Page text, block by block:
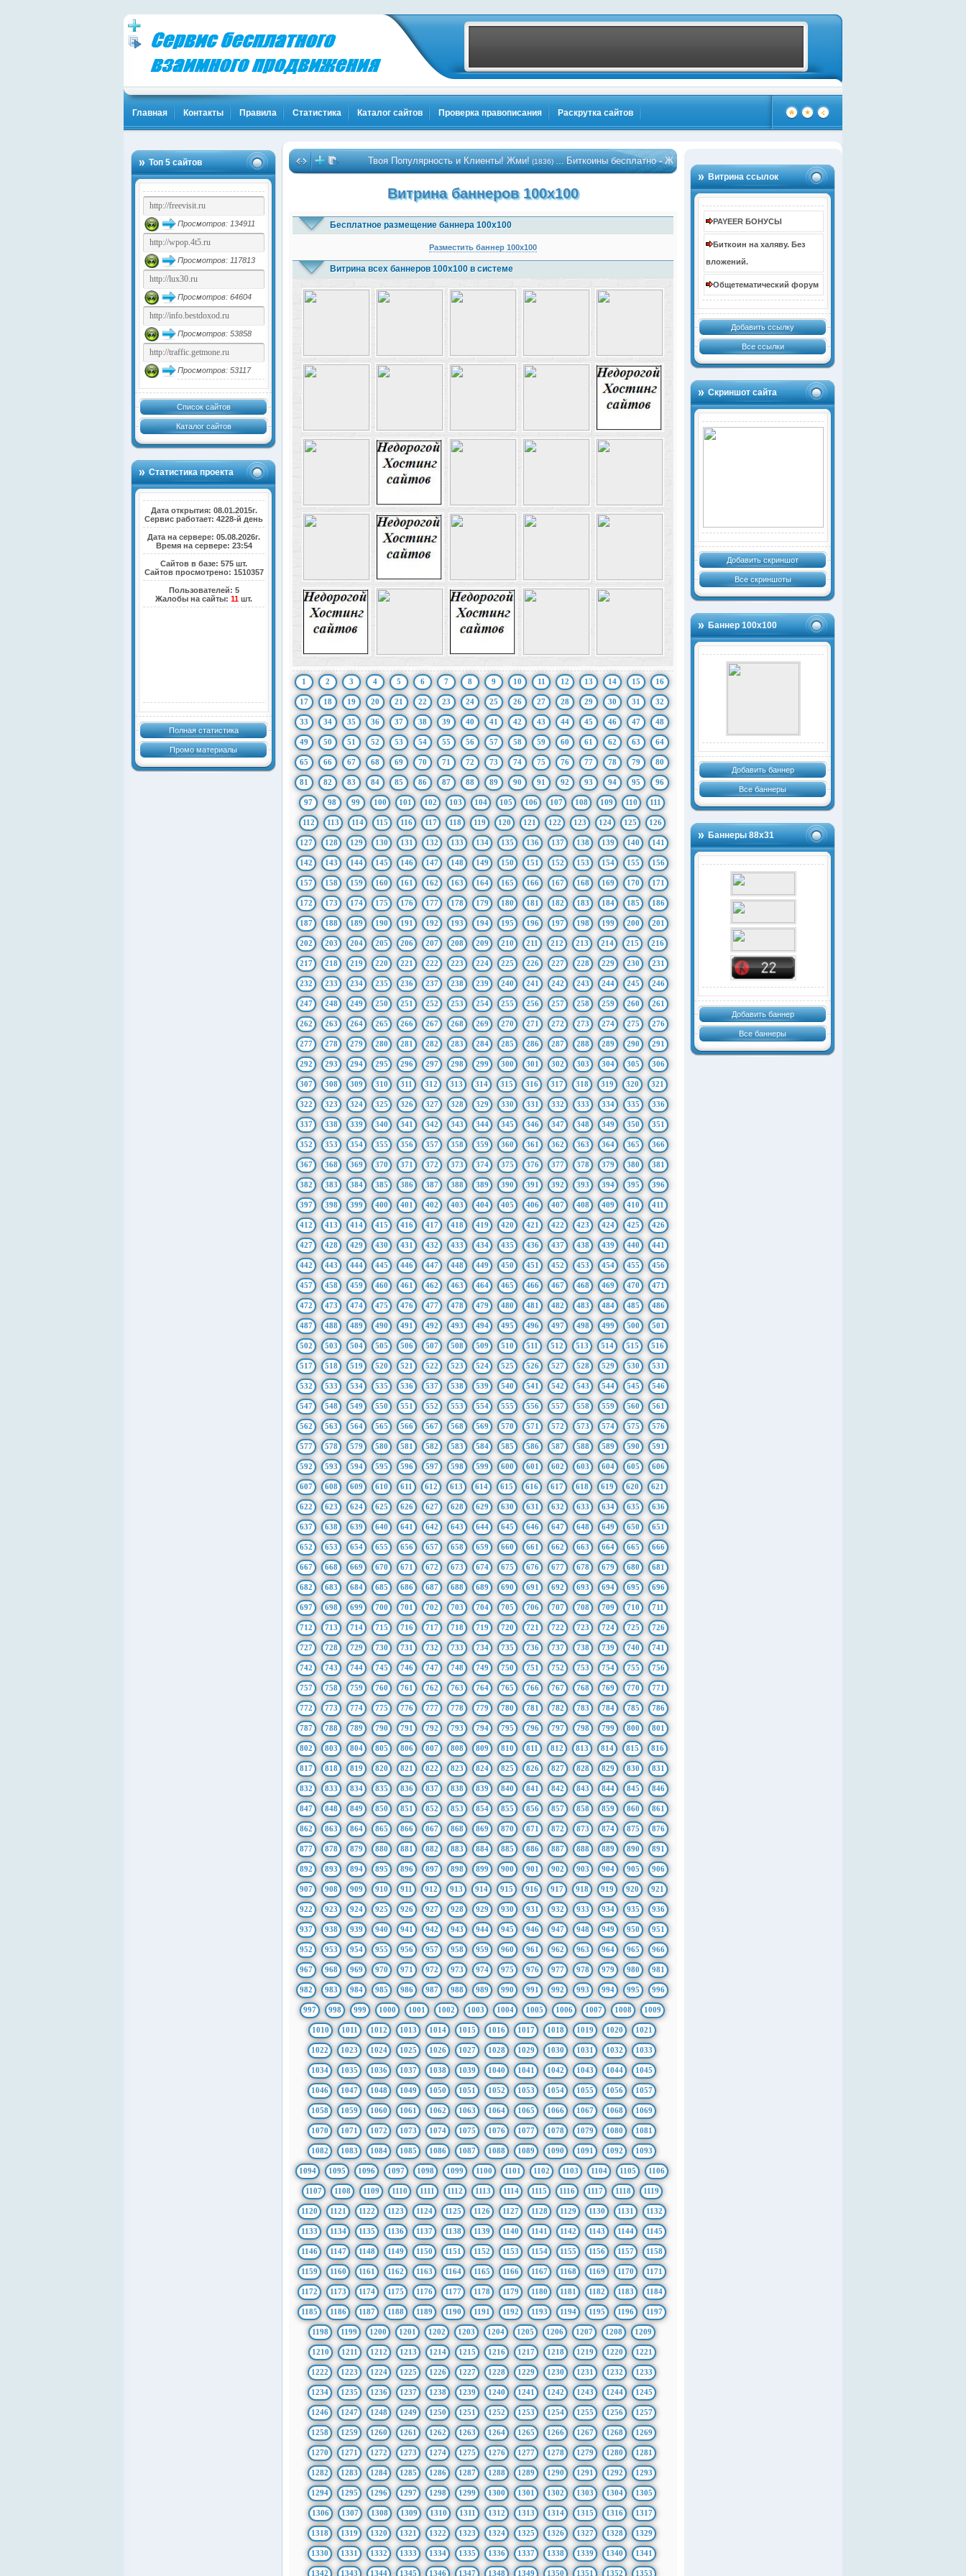
Главная Контакты Правила Статистика Каталог сайтов Проверка правописания Раскрутка сайтов
Топ 5 сайтов
Просмотров: 134911
Просмотров: 117813
Просмотров: 64604
Просмотров: 53858
Просмотров: 53117
Список сайтов
Каталог сайтов
Статистика проекта
Дата открытия: 08.01.2015г.
Сервис работает: 4228-й день
Дата на сервере: 05.08.2026г.
Время на сервере: 23:54
Сайтов в базе: 575 шт.
Сайтов просмотрено: 1510357
Пользователей: 5
Жалобы на сайты:11 шт.
Полная статистика
Промо материалы
Витрина ссылок
PAYEER БОНУСЫ
Биткоин на халяву. Без
вложений.
Общетематический форум
Добавить ссылку
Все ссылки
Скриншот сайта
Добавить скриншот
Все скриншоты
Баннер 100х100
Добавить баннер
Все баннеры
Баннеры 88х31
Добавить баннер
Все баннеры
Твоя Популярность и Клиенты! Жми!(1836)…Биткоины бесплатно - Жми!(4085)…
Витрина баннеров 100x100
Бесплатное размещение баннера 100x100
Разместить баннер 100x100
Витрина всех баннеров 100x100 в системе
1 2 3 4 5 6 7 8 9 10 11 12 13 14 15 16
17 18 19 20 21 22 23 24 25 26 27 28 29 30 31 32
33 34 35 36 37 38 39 40 41 42 43 44 45 46 47 48
49 50 51 52 53 54 55 56 57 58 59 60 61 62 63 64
65 66 67 68 69 70 71 72 73 74 75 76 77 78 79 80
81 82 83 84 85 86 87 88 89 90 91 92 93 94 95 96
97 98 99 100 101 102 103 104 105 106 107 108 109 110 111
112 113 114 115 116 117 118 119 120 121 122 123 124 125 126
127 128 129 130 131 132 133 134 135 136 137 138 139 140 141
142 143 144 145 146 147 148 149 150 151 152 153 154 155 156
157 158 159 160 161 162 163 164 165 166 167 168 169 170 171
172 173 174 175 176 177 178 179 180 181 182 183 184 185 186
187 188 189 190 191 192 193 194 195 196 197 198 199 200 201
202 203 204 205 206 207 208 209 210 211 212 213 214 215 216
217 218 219 220 221 222 223 224 225 226 227 228 229 230 231
232 233 234 235 236 237 238 239 240 241 242 243 244 245 246
247 248 249 250 251 252 253 254 255 256 257 258 259 260 261
262 263 264 265 266 267 268 269 270 271 272 273 274 275 276
277 278 279 280 281 282 283 284 285 286 287 288 289 290 291
292 293 294 295 296 297 298 299 300 301 302 303 304 305 306
307 308 309 310 311 312 313 314 315 316 317 318 319 320 321
322 323 324 325 326 327 328 329 330 331 332 333 334 335 336
337 338 339 340 341 342 343 344 345 346 347 348 349 350 351
352 353 354 355 356 357 358 359 360 361 362 363 364 365 366
367 368 369 370 371 372 373 374 375 376 377 378 379 380 381
382 383 384 385 386 387 388 389 390 391 392 393 394 395 396
397 398 399 400 401 402 403 404 405 406 407 408 409 410 411
412 413 414 415 416 417 418 419 420 421 422 423 424 425 426
427 428 429 430 431 432 433 434 435 436 437 438 439 440 441
442 443 444 445 446 447 448 449 450 451 452 453 454 455 456
457 458 459 460 461 462 463 464 465 466 467 468 469 470 471
472 473 474 475 476 477 478 479 480 481 482 483 484 485 486
487 488 489 490 491 492 493 494 495 496 497 498 499 500 501
502 503 504 505 506 507 508 509 510 511 512 513 514 515 516
517 518 519 520 521 522 523 524 525 526 527 528 529 530 531
532 533 534 535 536 537 538 539 540 541 542 543 544 545 546
547 548 549 550 551 552 553 554 555 556 557 558 559 560 561
562 563 564 565 566 567 568 569 570 571 572 573 574 575 576
577 578 579 580 581 582 583 584 585 586 587 588 589 590 591
592 593 594 595 596 597 598 599 600 601 602 603 604 605 606
607 608 609 610 611 612 613 614 615 616 617 618 619 620 621
622 623 624 625 626 627 628 629 630 631 632 633 634 635 636
637 638 639 640 641 642 643 644 645 646 647 648 649 650 651
652 653 654 655 656 657 658 659 660 661 662 663 664 665 666
667 668 669 670 671 672 673 674 675 676 677 678 679 680 681
682 683 684 685 686 687 688 689 690 691 692 693 694 695 696
697 698 699 700 701 702 703 704 705 706 707 708 709 710 711
712 713 714 715 716 717 718 719 720 721 722 723 724 725 726
727 728 729 730 731 732 733 734 735 736 737 738 739 740 741
742 743 744 745 746 747 748 749 750 751 752 753 754 755 756
757 758 759 760 761 762 763 764 765 766 767 768 769 770 771
772 773 774 775 776 777 778 779 780 781 782 783 784 785 786
787 788 789 790 791 792 793 794 795 796 797 798 799 800 801
802 803 804 805 806 807 808 809 810 811 812 813 814 815 816
817 818 819 820 821 822 823 824 825 826 827 828 829 830 831
832 833 834 835 836 837 838 839 840 841 842 843 844 845 846
847 848 849 850 851 852 853 854 855 856 857 858 859 860 861
862 863 864 865 866 867 868 869 870 871 872 873 874 875 876
877 878 879 880 881 882 883 884 885 886 887 888 889 890 891
892 893 894 895 896 897 898 899 900 901 902 903 904 905 906
907 908 909 910 911 912 913 914 915 916 917 918 919 920 921
922 923 924 925 926 927 928 929 930 931 932 933 934 935 936
937 938 939 940 941 942 943 944 945 946 947 948 949 950 951
952 953 954 955 956 957 958 959 960 961 962 963 964 965 966
967 968 969 970 971 972 973 974 975 976 977 978 979 980 981
982 983 984 985 986 987 988 989 990 991 992 993 994 995 996
997 998 999 1000 1001 1002 1003 1004 1005 1006 1007 1008 1009
1010 1011 1012 1013 1014 1015 1016 1017 1018 1019 1020 1021
1022 1023 1024 1025 1026 1027 1028 1029 1030 1031 1032 1033
1034 1035 1036 1037 1038 1039 1040 1041 1042 1043 1044 1045
1046 1047 1048 1049 1050 1051 1052 1053 1054 1055 1056 1057
1058 1059 1060 1061 1062 1063 1064 1065 1066 1067 1068 1069
1070 1071 1072 1073 1074 1075 1076 1077 1078 1079 1080 1081
1082 1083 1084 1085 1086 1087 1088 1089 1090 1091 1092 1093
1094 1095 1096 1097 1098 1099 1100 1101 1102 1103 1104 1105 1106
1107 1108 1109 1110 1111 1112 1113 1114 1115 1116 1117 1118 1119
1120 1121 1122 1123 1124 1125 1126 1127 1128 1129 1130 1131 1132
1133 1134 1135 1136 1137 1138 1139 1140 1141 1142 1143 1144 1145
1146 1147 1148 1149 1150 1151 1152 1153 1154 1155 1156 1157 1158
1159 1160 1161 1162 1163 1164 1165 1166 1167 1168 1169 1170 1171
1172 1173 1174 1175 1176 1177 1178 1179 1180 1181 1182 1183 1184
1185 1186 1187 1188 1189 1190 1191 1192 1193 1194 1195 1196 1197
1198 1199 1200 1201 1202 1203 1204 1205 1206 1207 1208 1209
1210 1211 1212 1213 1214 1215 1216 1217 1218 1219 1220 1221
1222 1223 1224 1225 1226 1227 1228 1229 1230 1231 1232 1233
1234 1235 1236 1237 1238 1239 1240 1241 1242 1243 1244 1245
1246 1247 1248 1249 1250 1251 1252 1253 1254 1255 1256 1257
1258 1259 1260 1261 1262 1263 1264 1265 1266 1267 1268 1269
1270 1271 1272 1273 1274 1275 1276 1277 1278 1279 1280 1281
1282 1283 1284 1285 1286 1287 1288 1289 1290 1291 1292 1293
1294 1295 1296 1297 1298 1299 1300 1301 1302 1303 1304 1305
1306 1307 1308 1309 1310 1311 1312 1313 1314 1315 1316 1317
1318 1319 1320 1321 1322 1323 1324 1325 1326 1327 1328 1329
1330 1331 1332 1333 1334 1335 1336 1337 1338 1339 1340 1341
1342 1343 1344 1345 1346 1347 1348 1349 1350 1351 1352 1353